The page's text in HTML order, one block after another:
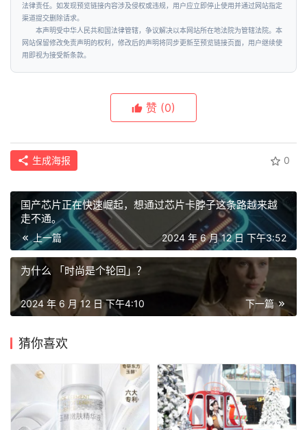
法律责任。如发现预览链接内容涉及侵权或违规，用户应立即停止使用并通过网站指定
渠道提交删除请求。
本声明受中华人民共和国法律管辖，争议解决以本网站所在地法院为管辖法院。本
网站保留修改免责声明的权利，修改后的声明将同步更新至预览链接页面，用户继续使
用即视为接受新条款。
赞 (0)
生成海报 0
国产芯片正在快速崛起，想通过芯片卡脖子这条路越来越
走不通。
上一篇 2024 年 6 月 12 日 下午3:52
为什么 「时尚是个轮回」？
下一篇
2024 年 6 月 12 日 下午4:10
猜你喜欢